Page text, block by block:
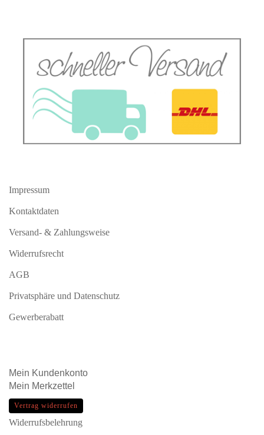
Impressum
Kontaktdaten
Versand- & Zahlungsweise
Widerrufsrecht
AGB
Privatsphäre und Datenschutz
Gewerberabatt
Mein Kundenkonto
Mein Merkzettel
Vertrag widerrufen
Widerrufsbelehrung